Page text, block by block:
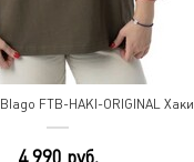
FTB-HAKI-ORIGINAL Хаки
4 990 руб.